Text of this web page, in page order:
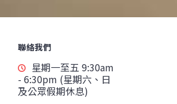
聯絡我們
星期一至五 9:30am
- 6:30pm (星期六、日
及公眾假期休息)